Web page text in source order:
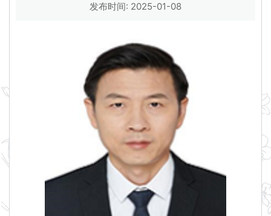
发布时间: 2025-01-08